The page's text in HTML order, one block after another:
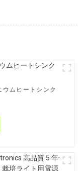
ムヒートシンク